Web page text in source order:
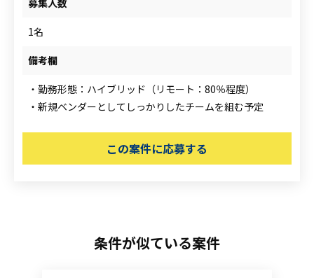
募集人数
1名
備考欄
・勤務形態：ハイブリッド（リモート：80％程度）
・新規ベンダーとしてしっかりしたチームを組む予定
この案件に応募する
条件が似ている案件